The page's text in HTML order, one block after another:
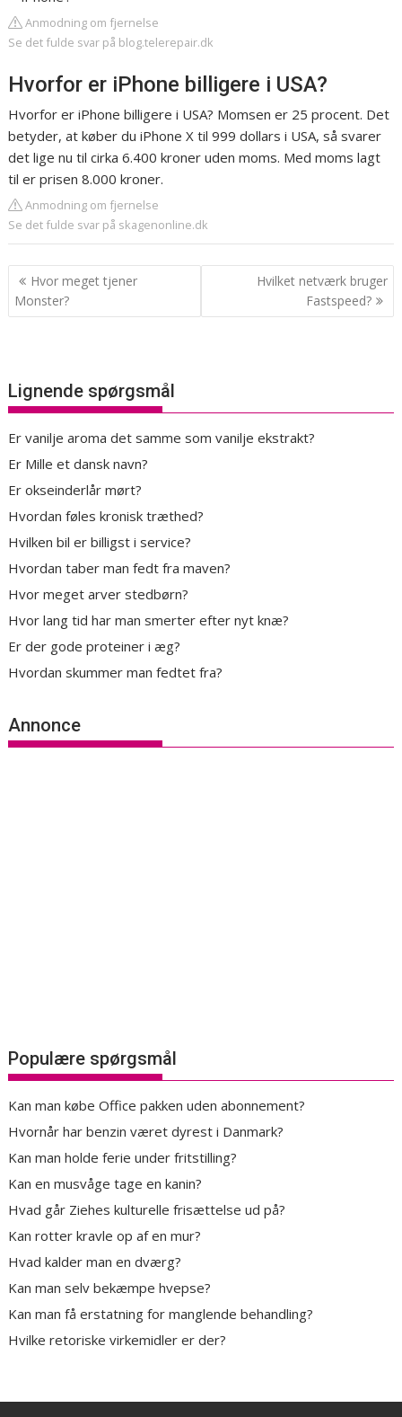
Anmodning om fjernelse
Se det fulde svar på blog.telerepair.dk
Hvorfor er iPhone billigere i USA?
Hvorfor er iPhone billigere i USA? Momsen er 25 procent. Det
betyder, at køber du iPhone X til 999 dollars i USA, så svarer
det lige nu til cirka 6.400 kroner uden moms. Med moms lagt
til er prisen 8.000 kroner.
Anmodning om fjernelse
Se det fulde svar på skagenonline.dk
Indlægsnavigation
Hvor meget tjener
Monster?
Hvilket netværk bruger
Fastspeed?
Lignende spørgsmål
Er vanilje aroma det samme som vanilje ekstrakt?
Er Mille et dansk navn?
Er okseinderlår mørt?
Hvordan føles kronisk træthed?
Hvilken bil er billigst i service?
Hvordan taber man fedt fra maven?
Hvor meget arver stedbørn?
Hvor lang tid har man smerter efter nyt knæ?
Er der gode proteiner i æg?
Hvordan skummer man fedtet fra?
Annonce
Populære spørgsmål
Kan man købe Office pakken uden abonnement?
Hvornår har benzin været dyrest i Danmark?
Kan man holde ferie under fritstilling?
Kan en musvåge tage en kanin?
Hvad går Ziehes kulturelle frisættelse ud på?
Kan rotter kravle op af en mur?
Hvad kalder man en dværg?
Kan man selv bekæmpe hvepse?
Kan man få erstatning for manglende behandling?
Hvilke retoriske virkemidler er der?